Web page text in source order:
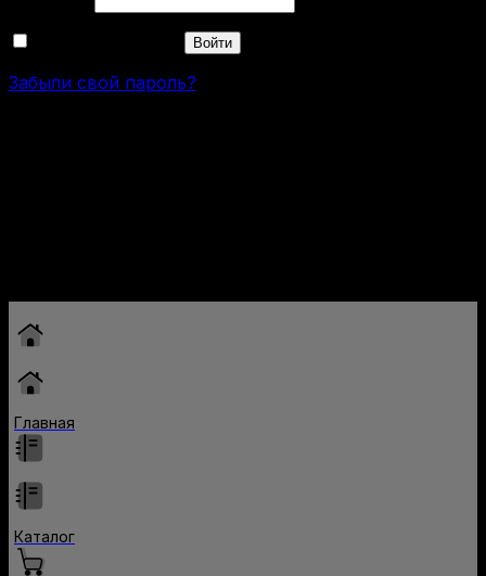
Войти
Забыли свой пароль?
Главная
Каталог